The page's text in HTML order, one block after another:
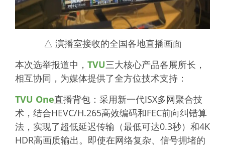
△ 演播室接收的全国各地直播画面
本次选举报道中， TVU三大核心产品各展所长，
相互协同，为媒体提供了全方位技术支持：
TVU One直播背包：采用新一代ISX多网聚合技
术，结合HEVC/H.265高效编码和FEC前向纠错算
法，实现了超低延迟传输（最低可达0.3秒）和4K
HDR高画质输出。即使在网络复杂、信号拥堵的